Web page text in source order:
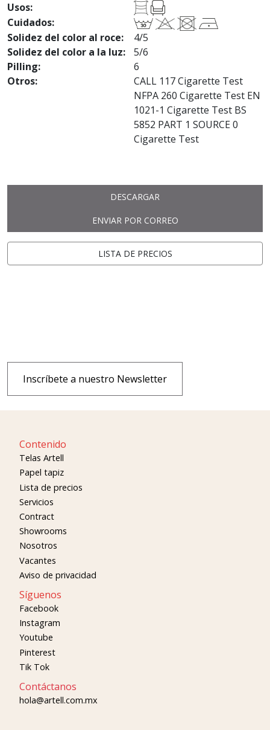
Usos:
Cuidados:
Solidez del color al roce:
4/5
Solidez del color a la luz:
5/6
Pilling:
6
Otros:
CALL 117 Cigarette Test
NFPA 260 Cigarette Test EN
1021-1 Cigarette Test BS
5852 PART 1 SOURCE 0
Cigarette Test
DESCARGAR
ENVIAR POR CORREO
LISTA DE PRECIOS
Inscríbete a nuestro Newsletter
Contenido
Telas Artell
Papel tapiz
Lista de precios
Servicios
Contract
Showrooms
Nosotros
Vacantes
Aviso de privacidad
Síguenos
Facebook
Instagram
Youtube
Pinterest
Tik Tok
Contáctanos
hola@artell.com.mx